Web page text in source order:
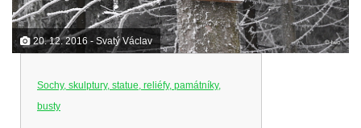
20. 12. 2016 - Svatý Václav
Sochy, skulptury, statue, reliéfy, památníky,
busty